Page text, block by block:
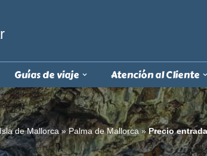
Guías de viaje Atención al Cliente
Isla de Mallorca»Palma de Mallorca»Precio